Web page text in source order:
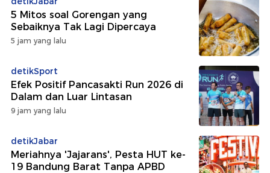
5 Mitos soal Gorengan yang
Sebaiknya Tak Lagi Dipercaya
5 jam yang lalu
detikSport
Efek Positif Pancasakti Run 2026 di
Dalam dan Luar Lintasan
9 jam yang lalu
detikJabar
Meriahnya 'Jajarans', Pesta HUT ke-
19 Bandung Barat Tanpa APBD